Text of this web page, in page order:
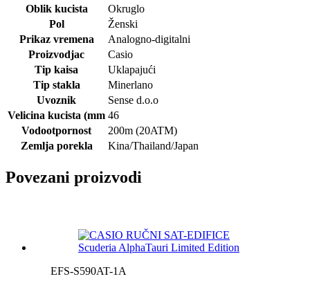
Oblik kucista
Okruglo
Pol
Ženski
Prikaz vremena
Analogno-digitalni
Proizvodjac
Casio
Tip kaisa
Uklapajući
Tip stakla
Minerlano
Uvoznik
Sense d.o.o
Velicina kucista (mm 46
Vodootpornost
200m (20ATM)
Zemlja porekla
Kina/Thailand/Japan
Povezani proizvodi
EFS-S590AT-1A